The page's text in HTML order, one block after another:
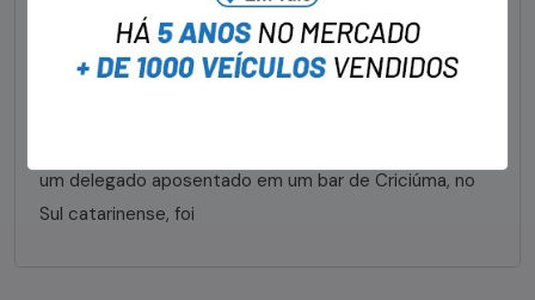
Foragido pela morte de delegado aposentado
em bar morre em confronto com a polícia em SC
um delegado aposentado em um bar de Criciúma, no
Sul catarinense, foi